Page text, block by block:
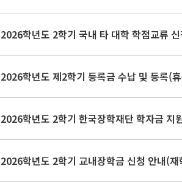
2026학년도 2학기 국내 타 대학 학점교류
2026학년도 제2학기 등록금 수납 및 등록(
2026학년도 2학기 한국장학재단 학자금 지
2026학년도 2학기 교내장학금 신청 안내(